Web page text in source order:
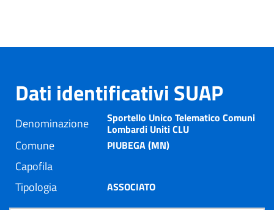
Dati identificativi SUAP
Denominazione Sportello Unico Telematico Comuni
Lombardi Uniti CLU
Comune PIUBEGA (MN)
Capofila
Tipologia
ASSOCIATO